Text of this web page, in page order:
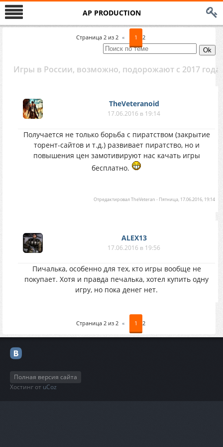
AP PRODUCTION
Страница 2 из 2 « 1 2
Игры в России, возможно, подорожают c 2017 года
TheVeteranoid
17.06.2016 в 19:14
Получается не только борьба с пиратством (закрытие
торент-сайтов и т.д.) развивает пиратство, но и
повышения цен замотивируют нас качать игры
бесплатно.
ОтредактировалTheVeteran - Пятница, 17.06.2016, 19:14
ALEX13
17.06.2016 в 19:56
Пичалька, особенно для тех, кто игры вообще не
покупает. Хотя и правда печалька, хотел купить одну
игру, но пока денег нет.
Страница 2 из 2 « 1 2
Полная версия сайта
Хостинг от uCoz